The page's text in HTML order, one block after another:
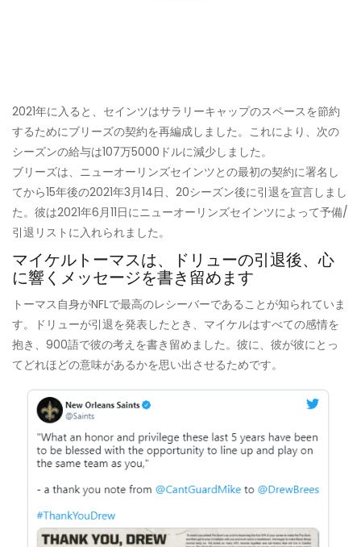
2021年に入ると、セインツはサラリーキャップのスペースを節約
するためにブリーズの契約を再編成しました。これにより、次の
シーズンの給与は107万5000ドルに減少しました。
ブリーズは、ニューオーリンズセインツとの最初の契約に署名し
てから15年後の2021年3月14日、20シーズン後に引退を宣言しまし
た。彼は2021年6月11日にニューオーリンズセインツによって予備/
引退リストに入れられました。
マイケルトーマスは、ドリューの引退後、心
に響くメッセージを書き留めます
トーマス自身がNFLで最高のレシーバーであることが知られていま
す。ドリューが引退を発表したとき、マイケルはすべての感情を
抱き、900語で彼の考えを書き留めました。彼に、彼が彼にとっ
てどれほどの意味があるかを思い出させるためです。